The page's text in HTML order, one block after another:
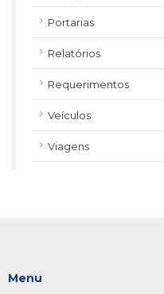
Portarias
Relatórios
Requerimentos
Veículos
Viagens
Menu